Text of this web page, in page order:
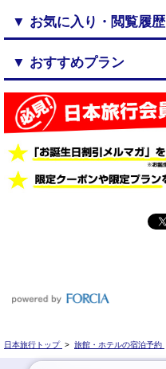
▼ お気に入り・閲覧履歴
▼ おすすめプラン
日本旅行トップ > 旅館・ホテルの宿泊予約